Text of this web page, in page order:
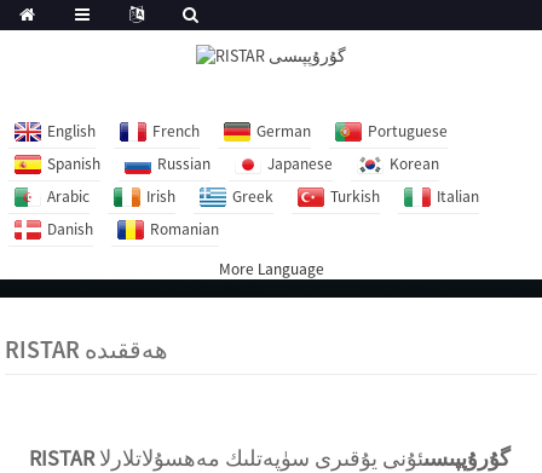
English French German
Portuguese
Spanish
Russian Japanese
Korean
Arabic
Irish Greek Turkish
Italian
Danish
Romanian
More Language
RISTAR ھەققىدە
RISTAR گۇرۇپپىسىئۇنى يۇقىرى سۈپەتلىك مەھسۇلاتلارلا